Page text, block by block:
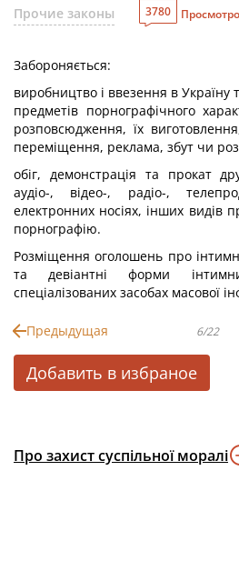
Прочие законы
3780
Забороняється:
виробництво і ввезення в Україну
предметів порнографічного
розповсюдження, їх
переміщення, реклама, збут чи
обіг, демонстрація та прокат
аудіо-, відео-, радіо-,
електронних носіях, інших видів
порнографію.
Розміщення оголошень про
та девіантні форми
спеціалізованих засобах масової
Предыдущая 6/22
Добавить в избраное
Про захист суспільної моралі